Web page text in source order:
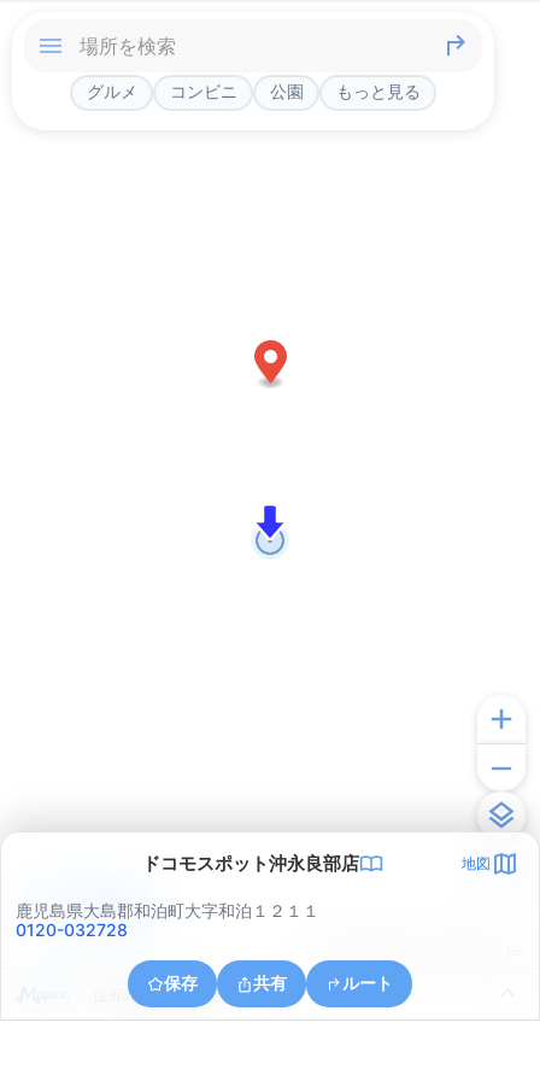
グルメ コンビニ 公園 もっと見る
ドコモスポット沖永良部店 地図
鹿児島県大島郡和泊町大字和泊１２１１
0120-032728
保存 共有 ルート
住所の取得に失敗しました
アプリで見る